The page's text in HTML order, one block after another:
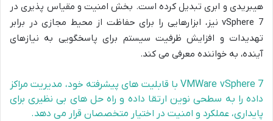
هیبریدی و ابری تبدیل کرده است. بخش امنیت و مقیاس پذیری در
vSphere 7 نیز، ابزارهایی را برای حفاظت از محیط مجازی در برابر
تهدیدات و افزایش ظرفیت سیستم برای پاسخگویی به نیازهای
آینده، به خواننده معرفی می کند.
VMWare vSphere 7 با قابلیت های پیشرفته خود، مدیریت مراکز
داده را به سطحی نوین ارتقا داده و راه حل های بی نظیری برای
پایداری، عملکرد و امنیت در اختیار متخصصان قرار می دهد.